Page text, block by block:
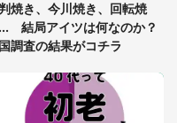
野菜〟に6.5万人戦慄
います」住人の呟きに30万
か、あなたはわかる？
焼き、今川焼き、回転焼
結局アイツは何なのか？
調査の結果がコチラ